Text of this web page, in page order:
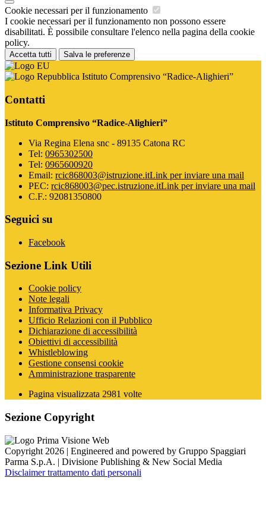
Cookie necessari per il funzionamento
I cookie necessari per il funzionamento non possono essere
disabilitati. È possibile consultare l'elenco nella pagina della cookie
policy.
Accetta tutti Salva le preferenze
Istituto Comprensivo “Radice-Alighieri”
Contatti
Istituto Comprensivo “Radice-Alighieri”
Via Regina Elena snc - 89135 Catona RC
Tel: 0965302500
Tel: 0965600920
Email: rcic868003@istruzione.itLink per inviare una mail
PEC: rcic868003@pec.istruzione.itLink per inviare una mail
C.F.: 92081350800
Seguici su
Facebook
Sezione Link Utili
Cookie policy
Note legali
Informativa Privacy
Ufficio Relazioni con il Pubblico
Dichiarazione di accessibilità
Obiettivi di accessibilità
Whistleblowing
Gestione consensi cookie
Amministrazione trasparente
Pagina visualizzata 2981 volte
Sezione Copyright
Copyright 2026 | Engineered and powered by Gruppo Spaggiari
Parma S.p.A. | Divisione Publishing & New Social Media
Disclaimer trattamento dati personali